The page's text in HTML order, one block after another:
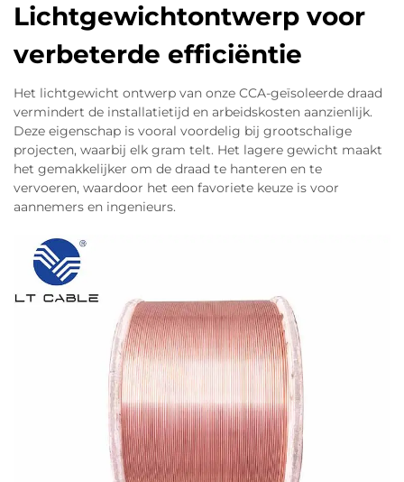
Prestatieafwegingen op
systeemniveau van CCAM-
draad in EV- en 48V-
architecturen
Het overstappen op hogere voltagesystemen, met
name systemen die werken op 48 volt, verandert
volledig hoe we denken over
bedradingontwerpen. Deze opstellingen
hoeveelheid vermogen (denk eraan: P is gelijk aan
V maal I uit de basisfysica). Dit betekent dat kabels
dunner kunnen zijn, wat een aanzienlijke
besparing op kopergewicht oplevert vergeleken
met oude 12 voltsystemen — mogelijk tot wel 60
procent minder, afhankelijk van de specifieke
toepassing. CCAM gaat nog een stap verder met
een speciale aluminiumcoating die extra
gewichtsbesparingen biedt zonder veel
geleidbaarheid te verliezen. Het werkt uitstekend
Lichtgewichtontwerp voor
verbeterde efficiëntie
Het lichtgewicht ontwerp van onze CCA-geïsoleerde draad
vermindert de installatietijd en arbeidskosten aanzienlijk.
Deze eigenschap is vooral voordelig bij grootschalige
projecten, waarbij elk gram telt. Het lagere gewicht maakt
het gemakkelijker om de draad te hanteren en te
vervoeren, waardoor het een favoriete keuze is voor
aannemers en ingenieurs.